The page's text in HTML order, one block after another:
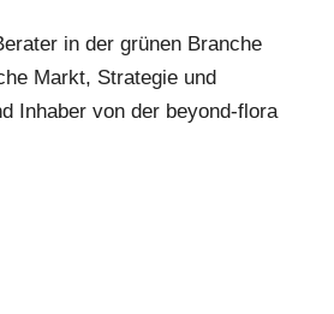
in der grünen Branche
Markt, Strategie und
Inhaber von der beyond-flora